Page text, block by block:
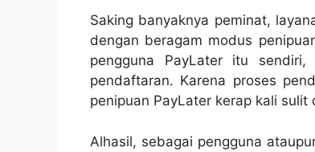
Saking banyaknya peminat,
dengan beragam modus
pengguna PayLater itu
pendaftaran. Karena proses
penipuan PayLater kerap kali
Alhasil, sebagai pengguna